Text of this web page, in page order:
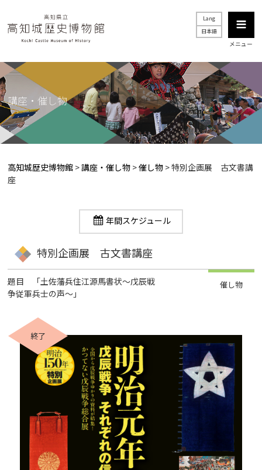
Lang
日本語
メニュー
講座・催し物
高知城歴史博物館 >講座・催し物 >催し物 >特別企画展 古文書講
座
年間スケジュール
特別企画展 古文書講座
題目 「土佐藩兵住江源馬書状～戊辰戦
争従軍兵士の声～」
催し物
終了